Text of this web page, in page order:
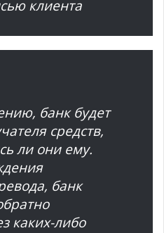
клиента
банк будет
средств,
ли они ему.
банк
каких-либо